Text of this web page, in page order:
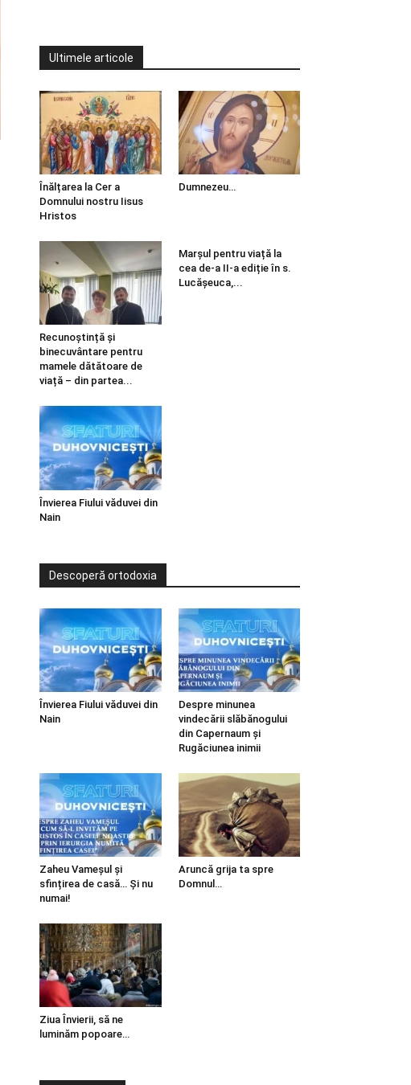
Ultimele articole
Înălțarea la Cer a
Domnului nostru Iisus
Hristos
Dumnezeu…
Recunoștință și
binecuvântare pentru
mamele dătătoare de
viață – din partea...
Marșul pentru viață la
cea de-a II-a ediție în s.
Lucășeuca,...
Învierea Fiului văduvei din
Nain
Descoperă ortodoxia
Învierea Fiului văduvei din
Nain
Despre minunea
vindecării slăbănogului
din Capernaum și
Rugăciunea inimii
Zaheu Vameșul și
sfințirea de casă… Și nu
numai!
Aruncă grija ta spre
Domnul…
Ziua Învierii, să ne
luminăm popoare…